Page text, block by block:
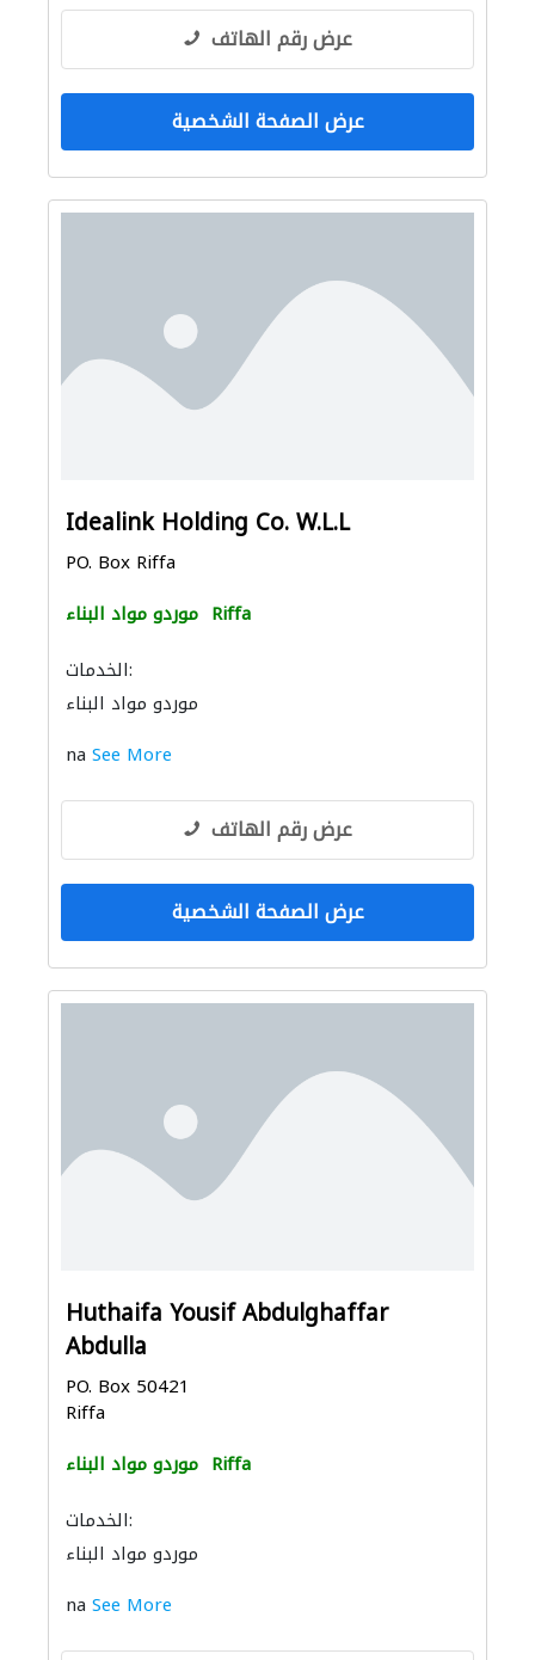
عرض رقم الهاتف
عرض الصفحة الشخصية
Idealink Holding Co. W.L.L
PO. Box Riffa
موردو مواد البناء Riffa
الخدمات:
موردو مواد البناء
na See More
عرض رقم الهاتف
عرض الصفحة الشخصية
Huthaifa Yousif Abdulghaffar
Abdulla
PO. Box 50421
Riffa
موردو مواد البناء Riffa
الخدمات:
موردو مواد البناء
na See More